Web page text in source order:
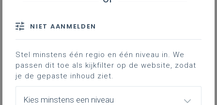
Inbasisschool Heilige Familie in Schoten
kwam een bijzondere brief toe. De getallen
roepen om hulp en daarbij kunnen de
leerlingen helpen. Dat is het begin van een
Grote Rekendag met de hele school.
NIET AANMELDEN
Stel minstens één regio en één niveau in. We
passen dit toe als kijkfilter op de website, zodat
je de gepaste inhoud ziet.
Kies minstens een niveau